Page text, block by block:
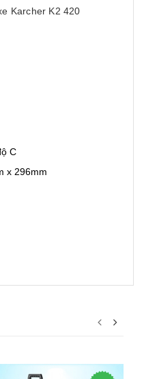
Karcher K2 420
C
x 296mm